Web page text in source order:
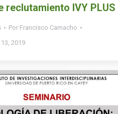
reclutamiento IVY PLUS
Por Francisco Camacho
2019